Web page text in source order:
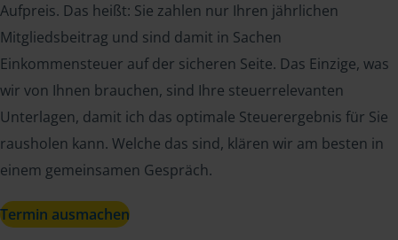
Aufpreis. Das heißt: Sie zahlen nur Ihren jährlichen
Mitgliedsbeitrag und sind damit in Sachen
Einkommensteuer auf der sicheren Seite. Das Einzige, was
wir von Ihnen brauchen, sind Ihre steuerrelevanten
Unterlagen, damit ich das optimale Steuerergebnis für Sie
rausholen kann. Welche das sind, klären wir am besten in
einem gemeinsamen Gespräch.
Termin ausmachen